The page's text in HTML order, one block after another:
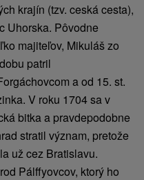
krajín (tzv. ceská cesta),
Uhorska. Pôvodne
majiteľov, Mikuláš zo
patril
a od 15. st.
V roku 1704 sa v
bitka a pravdepodobne
stratil význam, pretože
už cez Bratislavu.
Pálffyovcov, ktorý ho